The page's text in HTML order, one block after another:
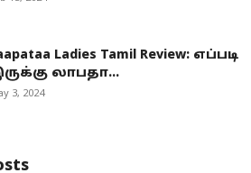
Ladies Tamil Review: எப்படி
லாபதா...
3, 2024